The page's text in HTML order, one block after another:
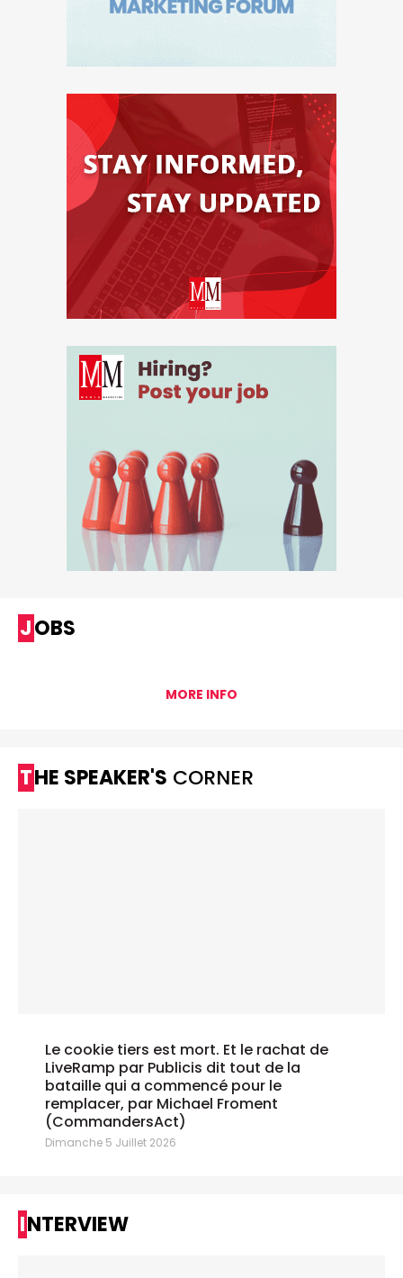
JOBS
MORE INFO
THE SPEAKER'S CORNER
Le cookie tiers est mort. Et le rachat de
LiveRamp par Publicis dit tout de la
bataille qui a commencé pour le
remplacer, par Michael Froment
(CommandersAct)
Dimanche 5 Juillet 2026
INTERVIEW